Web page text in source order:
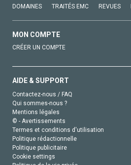
DOMAINES TRAITÉS EMC REVUES
MON COMPTE
CRÉER UN COMPTE
AIDE & SUPPORT
Contactez-nous / FAQ
Qui sommes-nous ?
Mentions légales
© - Avertissements
Termes et conditions d'utilisation
Politique rédactionnelle
Politique publicitaire
Cookie settings